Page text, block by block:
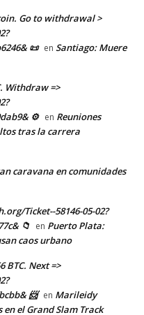
Go to withdrawal >
📜 en Santiago: Muere
Withdraw =>
⚙ en Reuniones
tras la carrera
caravana en comunidades
Ticket--58146-05-02?
📁 en Puerto Plata:
caos urbano
BTC. Next =>
📨 en Marileidy
el Grand Slam Track